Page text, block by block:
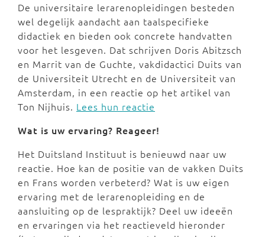
De universitaire lerarenopleidingen besteden
wel degelijk aandacht aan taalspecifieke
didactiek en bieden ook concrete handvatten
voor het lesgeven. Dat schrijven Doris Abitzsch
en Marrit van de Guchte, vakdidactici Duits van
de Universiteit Utrecht en de Universiteit van
Amsterdam, in een reactie op het artikel van
Ton Nijhuis. Lees hun reactie
Wat is uw ervaring? Reageer!
Het Duitsland Instituut is benieuwd naar uw
reactie. Hoe kan de positie van de vakken Duits
en Frans worden verbeterd? Wat is uw eigen
ervaring met de lerarenopleiding en de
aansluiting op de lespraktijk? Deel uw ideeën
en ervaringen via het reactieveld hieronder